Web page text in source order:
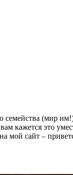
(мир
вам кажется это
мой сайт –